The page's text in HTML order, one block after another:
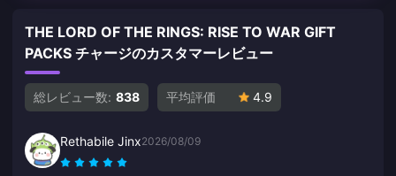
THE LORD OF THE RINGS: RISE TO WAR GIFT
PACKS チャージのカスタマーレビュー
総レビュー数: 838 平均評価 4.9
Rethabile Jinx2026/08/09